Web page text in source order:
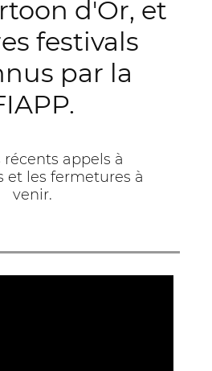
d'Or, et
festivals
par la
récents appels à
et les fermetures à
venir.